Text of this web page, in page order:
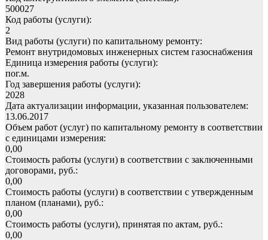
500027
Код работы (услуги):
2
Вид работы (услуги) по капитальному ремонту:
Ремонт внутридомовых инженерных систем газоснабжения
Единица измерения работы (услуги):
пог.м.
Год завершения работы (услуги):
2028
Дата актуализации информации, указанная пользователем:
13.06.2017
Объем работ (услуг) по капитальному ремонту в соответствии
с единицами измерения:
0,00
Стоимость работы (услуги) в соответствии с заключенными
договорами, руб.:
0,00
Стоимость работы (услуги) в соответствии с утвержденным
планом (планами), руб.:
0,00
Стоимость работы (услуги), принятая по актам, руб.:
0,00